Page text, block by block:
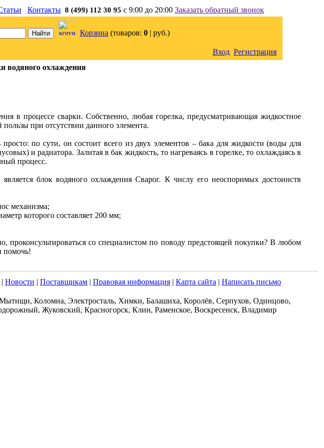
Контакты 8 (499) 112 30 95 с 9:00 до 20:00 Заказать обратный звонок
Корзина (товаров: 0 | руб.)
Вход Регистрация
водяного охлаждения
в процессе сварки. Собственно, любая горелка, предусматривающая жидкостное
при отсутствии данного элемента.
по сути, он состоит всего из двух элементов – бака для жидкости (воды для
и радиатора. Залитая в бак жидкость, то нагреваясь в горелке, то охлаждаясь в
процесс.
блок водяного охлаждения Сварог. К числу его неоспоримых достоинств
механизма;
которого составляет 200 мм;
проконсультироваться со специалистом по поводу предстоящей покупки? В любом
помочь!
| Новости | Поставщикам | Правовая информация | Карта сайта | Написать письмо
Коломна, Электросталь, Химки, Балашиха, Королёв, Серпухов, Одинцово,
Жуковский, Красногорск, Клин, Раменское, Воскресенск, Владимир